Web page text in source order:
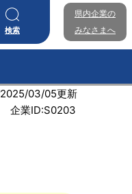
検索
県内企業の
みなさまへ
2025/03/05更新
企業ID:S0203